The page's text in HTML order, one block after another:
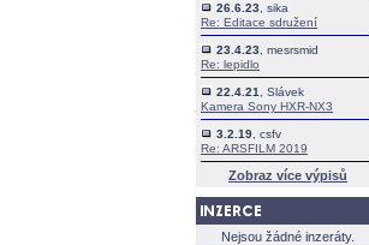
26.6.23 , sika
Re: Editace sdružení
23.4.23 , mesrsmid
Re: lepidlo
22.4.21
, Slávek
Kamera Sony HXR-NX3
3.2.19 , csfv
Re: ARSFILM 2019
Zobraz více výpisů
Nejsou žádné inzeráty.